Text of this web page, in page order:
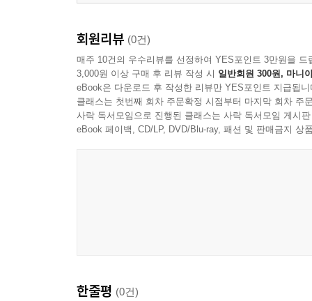
2. 부팅 절차 71
4. 저장장치 인터페이스 80
5. 데이터 입출력 단위 83
6. 프로그래밍 86
7. 역공학 88
8. 운영체제 89
9. 애플리케이션 91
회원리뷰 (0건)
매주 10건의 우수리뷰를 선정하여 YES포인트 3만원을 드
3,000원 이상 구매 후 리뷰 작성 시 일반회원 300원, 마니
eBook은 다운로드 후 작성한 리뷰만 YES포인트 지급됩니
클래스는 첫번째 회차 주문확정 시점부터 마지막 회차 주
사락 독서모임으로 진행된 클래스는 사락 독서모임 게시
eBook 페이백, CD/LP, DVD/Blu-ray, 패션 및 판매금지 상
한줄평 (0건)